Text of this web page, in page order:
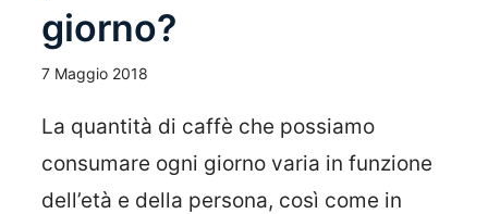
giorno?
7 Maggio 2018
La quantità di caffè che possiamo
consumare ogni giorno varia in funzione
dell’età e della persona, così come in